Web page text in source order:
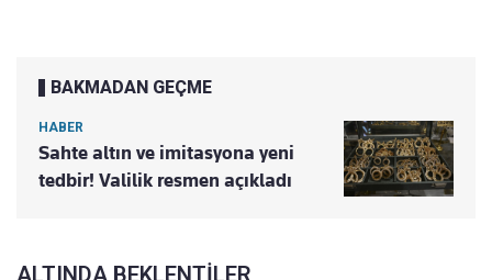
BAKMADAN GEÇME
HABER
Sahte altın ve imitasyona yeni
tedbir! Valilik resmen açıkladı
ALTINDA BEKLENTİLER